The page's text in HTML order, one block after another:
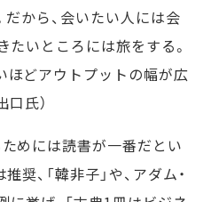
から、会いたい人には会
たいところには旅をする。
ほどアウトプットの幅が広
氏）
めには読書が一番だとい
奨、「韓非子」や、アダム・